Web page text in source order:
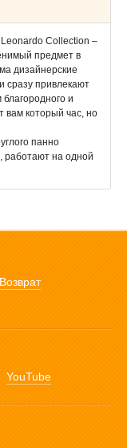
Collection –
предмет в
дизайнерские
сразу привлекают
и
вам который час, но
панно
работают на одной
Возврат
YouTube